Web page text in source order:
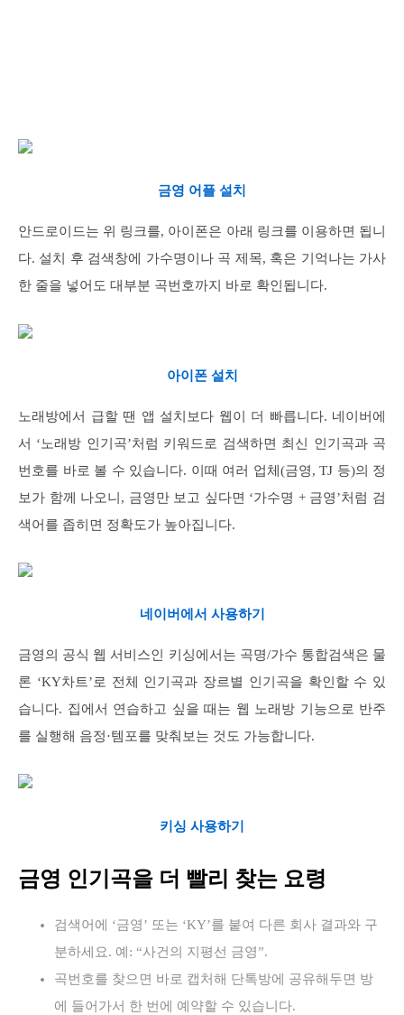
금영 어플 설치
안드로이드는 위 링크를, 아이폰은 아래 링크를 이용하면 됩니
다. 설치 후 검색창에 가수명이나 곡 제목, 혹은 기억나는 가사
한 줄을 넣어도 대부분 곡번호까지 바로 확인됩니다.
아이폰 설치
노래방에서 급할 땐 앱 설치보다 웹이 더 빠릅니다. 네이버에
서 ‘노래방 인기곡’처럼 키워드로 검색하면 최신 인기곡과 곡
번호를 바로 볼 수 있습니다. 이때 여러 업체(금영, TJ 등)의 정
보가 함께 나오니, 금영만 보고 싶다면 ‘가수명 + 금영’처럼 검
색어를 좁히면 정확도가 높아집니다.
네이버에서 사용하기
금영의 공식 웹 서비스인 키싱에서는 곡명/가수 통합검색은 물
론 ‘KY차트’로 전체 인기곡과 장르별 인기곡을 확인할 수 있
습니다. 집에서 연습하고 싶을 때는 웹 노래방 기능으로 반주
를 실행해 음정·템포를 맞춰보는 것도 가능합니다.
키싱 사용하기
금영 인기곡을 더 빨리 찾는 요령
검색어에 ‘금영’ 또는 ‘KY’를 붙여 다른 회사 결과와 구
분하세요. 예: “사건의 지평선 금영”.
곡번호를 찾으면 바로 캡처해 단톡방에 공유해두면 방
에 들어가서 한 번에 예약할 수 있습니다.